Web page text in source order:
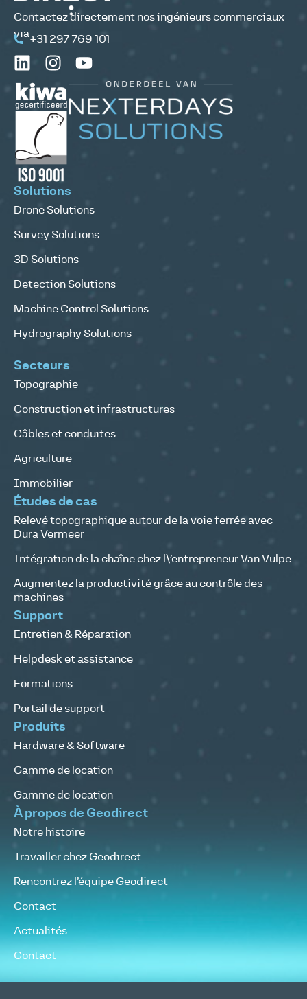
Contactez directement nos ingénieurs commerciaux
via :
+31 297 769 101
Solutions
Drone Solutions
Survey Solutions
3D Solutions
Detection Solutions
Machine Control Solutions
Hydrography Solutions
Secteurs
Topographie
Construction et infrastructures
Câbles et conduites
Agriculture
Immobilier
Études de cas
Relevé topographique autour de la voie ferrée avec
Dura Vermeer
Intégration de la chaîne chez l\’entrepreneur Van Vulpe
Augmentez la productivité grâce au contrôle des
machines
Support
Entretien & Réparation
Helpdesk et assistance
Formations
Portail de support
Produits
Hardware & Software
Gamme de location
Gamme de location
À propos de Geodirect
Notre histoire
Travailler chez Geodirect
Rencontrez l’équipe Geodirect
Contact
Actualités
Contact